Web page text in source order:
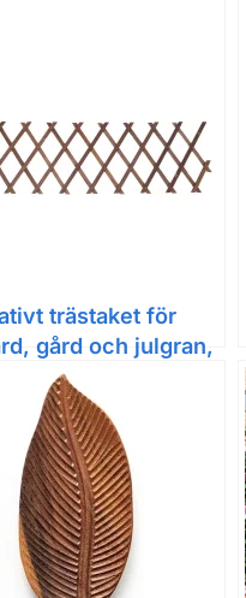
trästaket för
gård och julgran,